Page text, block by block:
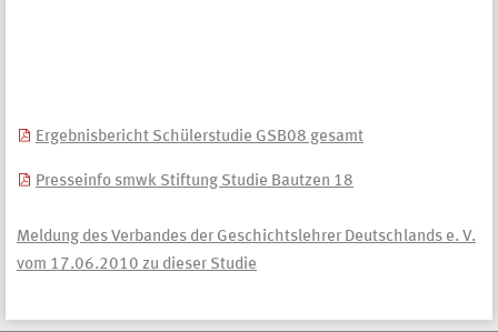
Ergebnisbericht Schülerstudie GSB08 gesamt
Presseinfo smwk Stiftung Studie Bautzen 18
Meldung des Verbandes der Geschichtslehrer Deutschlands e. V.
vom 17.06.2010 zu dieser Studie